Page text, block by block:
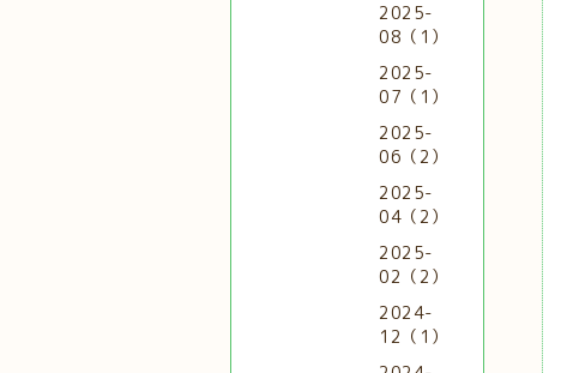
2025-
08（1）
2025-
07（1）
2025-
06（2）
2025-
04（2）
2025-
02（2）
2024-
12（1）